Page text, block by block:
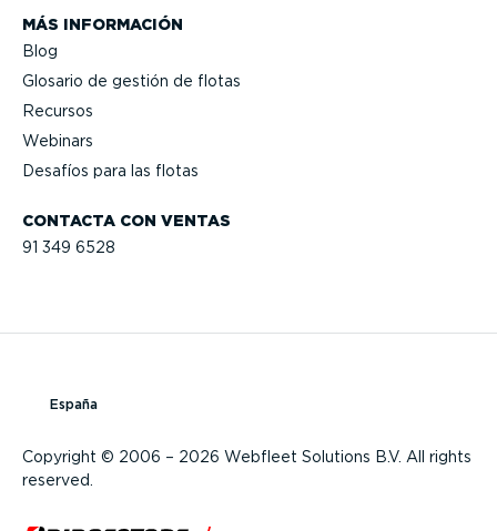
CONTACTA CON VENTAS
91 349 6528
MÁS INFORMACIÓN
Blog
Glosario de gestión de flotas
Recursos
Webinars
Desafíos para las flotas
Copyright © 2006 – 2026 Webfleet Solutions B.V. All rights
reserved.
España